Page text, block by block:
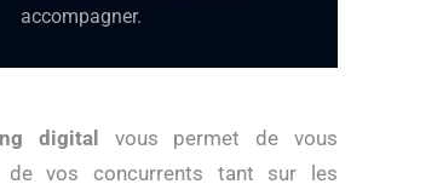
accompagner.
digital vous permet de vous
de vos concurrents tant sur les